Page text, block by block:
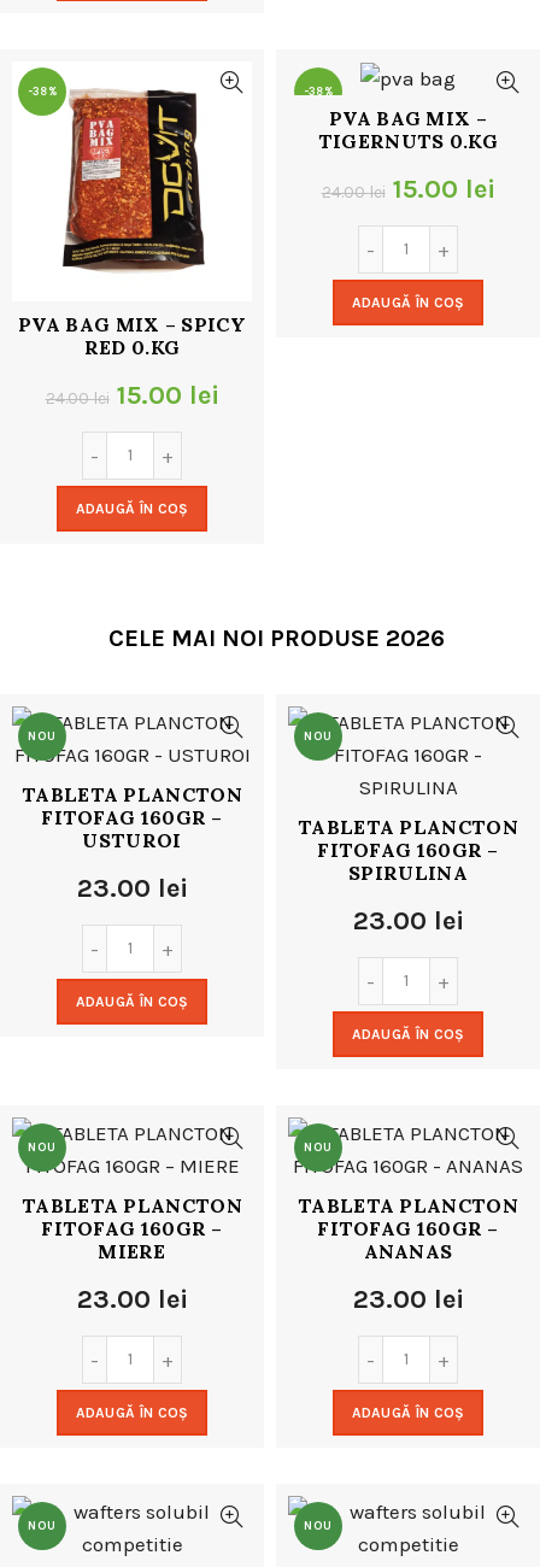
-38%
PVA BAG MIX – SPICY
RED 0.KG
24.00lei Prețul
inițial
a
fost:
15.00 lei
ADAUGĂ ÎN COȘ
-38%
PVA BAG MIX –
TIGERNUTS 0.KG
24.00lei Prețul
inițial
a
fost:
15.00 lei
ADAUGĂ ÎN COȘ
CELE MAI NOI PRODUSE 2026
NOU
TABLETA PLANCTON
FITOFAG 160GR –
USTUROI
23.00 lei
ADAUGĂ ÎN COȘ
NOU
TABLETA PLANCTON
FITOFAG 160GR –
SPIRULINA
23.00 lei
ADAUGĂ ÎN COȘ
NOU
TABLETA PLANCTON
FITOFAG 160GR –
MIERE
23.00 lei
ADAUGĂ ÎN COȘ
NOU
TABLETA PLANCTON
FITOFAG 160GR –
ANANAS
23.00 lei
ADAUGĂ ÎN COȘ
NOU NOU